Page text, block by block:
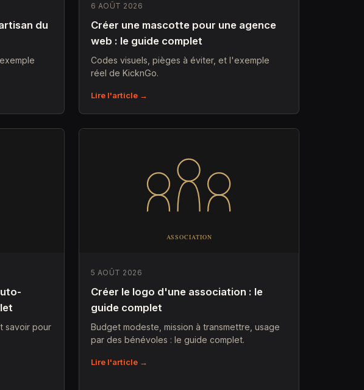
du
6 AOÛT 2026
Créer une mascotte pour une agence
web : le guide complet
Codes visuels, pièges à éviter, et l'exemple
réel de KicknGo.
Lire l'article →
savoir pour
5 AOÛT 2026
Créer le logo d'une association : le
guide complet
Budget modeste, mission à transmettre, usage
par des bénévoles : le guide complet.
Lire l'article →